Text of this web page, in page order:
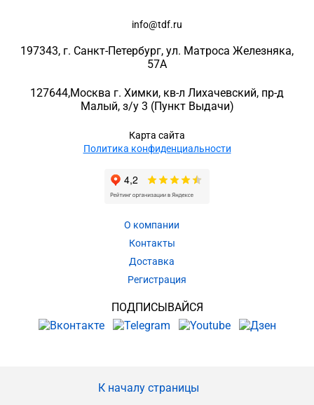
info@tdf.ru
197343, г. Санкт-Петербург, ул. Матроса Железняка,
57A
127644,Москва г. Химки, кв-л Лихачевский, пр-д
Малый, з/у 3 (Пункт Выдачи)
Карта сайта
Политика конфиденциальности
О компании
Контакты
Доставка
Регистрация
ПОДПИСЫВАЙСЯ
К началу страницы